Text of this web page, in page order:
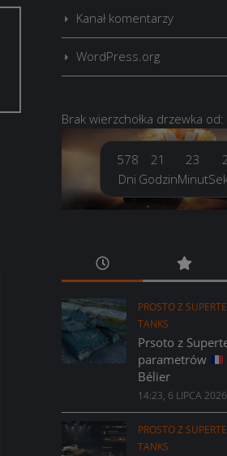
Kanał komentarzy
WordPress.org
Brak wierzchołka drzewka od:
578
Dni
21
Godzin
23
Minut
PROSTO Z
TANKS
Prsoto z
parametrów
Bélier
14:23, 6 LIPCA 2026
PROSTO Z
TANKS